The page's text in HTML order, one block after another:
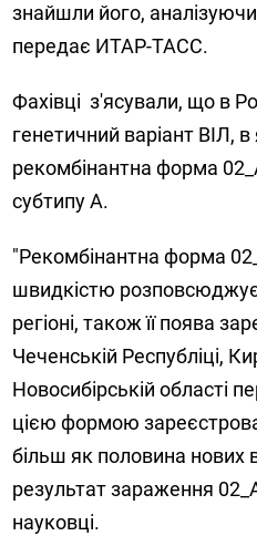
знайшли його,
передає ИТАР-ТАСС.
Фахівці з'ясували, що в
генетичний варіант ВІЛ,
рекомбінантна форма
субтипу А.
"Рекомбінантна форма
швидкістю
регіоні, також її поява
Чеченській Республіці,
Новосибірській області
цією формою
більш як половина нових
результат зараження
науковці.